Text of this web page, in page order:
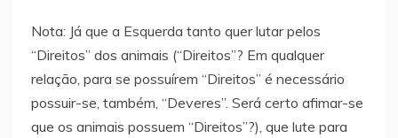
Nota: Já que a Esquerda tanto quer lutar pelos
“Direitos” dos animais (“Direitos”? Em qualquer
relação, para se possuírem “Direitos” é necessário
possuir-se, também, “Deveres”. Será certo afimar-se
que os animais possuem “Direitos”?), que lute para